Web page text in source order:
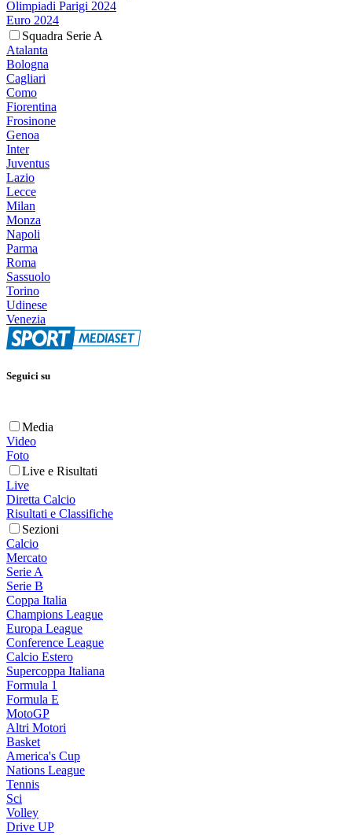
Olimpiadi Parigi 2024
Euro 2024
Squadra Serie A
Atalanta
Bologna
Cagliari
Como
Fiorentina
Frosinone
Genoa
Inter
Juventus
Lazio
Lecce
Milan
Monza
Napoli
Parma
Roma
Sassuolo
Torino
Udinese
Venezia
Seguici su
Media
Video
Foto
Live e Risultati
Live
Diretta Calcio
Risultati e Classifiche
Sezioni
Calcio
Mercato
Serie A
Serie B
Coppa Italia
Champions League
Europa League
Conference League
Calcio Estero
Supercoppa Italiana
Formula 1
Formula E
MotoGP
Altri Motori
Basket
America's Cup
Nations League
Tennis
Sci
Volley
Drive UP